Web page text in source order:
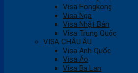
Visa Hongkong
Visa Nga
Visa Nhật Bản
Visa Trung Quốc
VISA CHÂU ÂU
Visa Anh Quốc
Visa Áo
Visa Ba Lan